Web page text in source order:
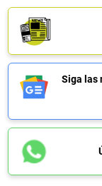
Siga las